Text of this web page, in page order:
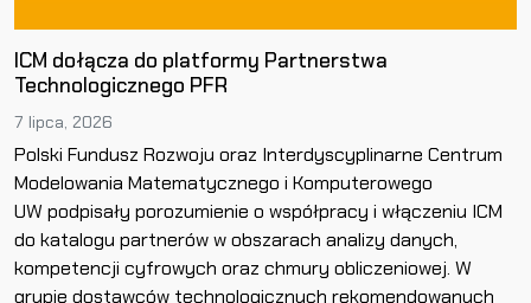
ICM dołącza do platformy Partnerstwa
Technologicznego PFR
7 lipca, 2026
Polski Fundusz Rozwoju oraz Interdyscyplinarne Centrum
Modelowania Matematycznego i Komputerowego
UW podpisały porozumienie o współpracy i włączeniu ICM
do katalogu partnerów w obszarach analizy danych,
kompetencji cyfrowych oraz chmury obliczeniowej. W
grupie dostawców technologicznych rekomendowanych